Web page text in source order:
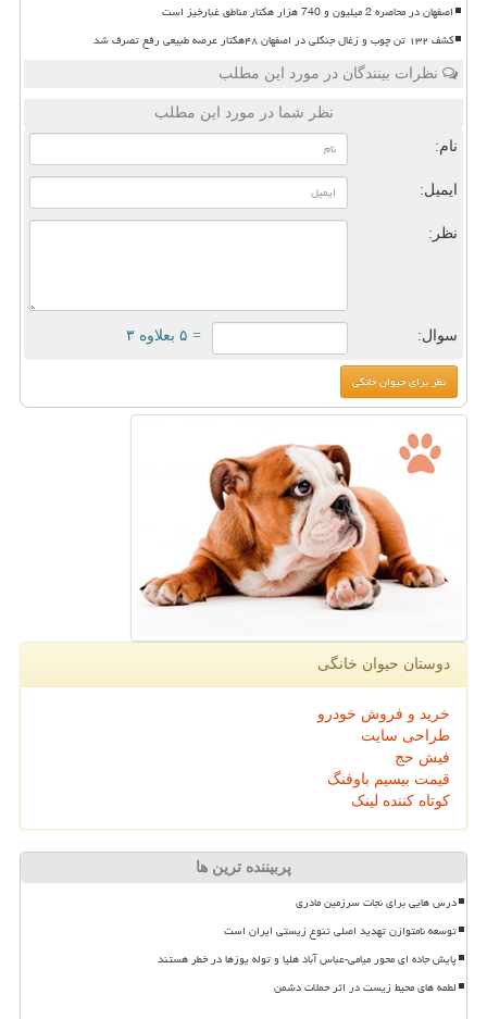
اصفهان در محاصره 2 میلیون و 740 هزار هکتار مناطق غبارخیز است
کشف ۱۳۲ تن چوب و زغال جنگلی در اصفهان ۴۸هکتار عرصه طبیعی رفع تصرف شد
نظرات بینندگان در مورد این مطلب
نظر شما در مورد این مطلب
نام:
ایمیل:
نظر:
سوال: = ۵ بعلاوه ۳
دوستان حیوان خانگی
خرید و فروش خودرو
طراحی سایت
فیش حج
قیمت بیسیم باوفنگ
کوتاه کننده لینک
پربیننده ترین ها
درس هایی برای نجات سرزمین مادری
توسعه نامتوازن تهدید اصلی تنوع زیستی ایران است
پایش جاده ای محور میامی-عباس آباد هلیا و توله یوزها در خطر هستند
لطمه های محیط زیست در اثر حملات دشمن